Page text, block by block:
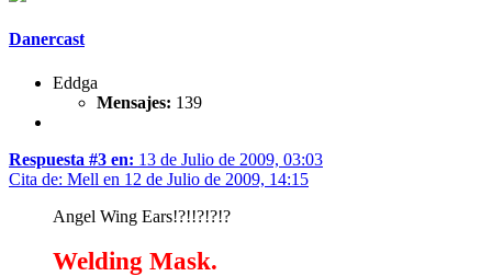
Danercast
Eddga
Mensajes: 139
Respuesta #3 en: 13 de Julio de 2009, 03:03
Cita de: Mell en 12 de Julio de 2009, 14:15
Angel Wing Ears!?!!?!?!?
Welding Mask.